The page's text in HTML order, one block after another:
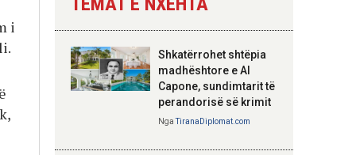
i
Hoxha takim me
zyrtarë të lartë të
DASH: Angazhim i
përbashkët për
strategjik
Shkatërrohet shtëpia
madhështore e Al
Capone, sundimtarit të
perandorisë së krimit
NgaTiranaDiplomat.com